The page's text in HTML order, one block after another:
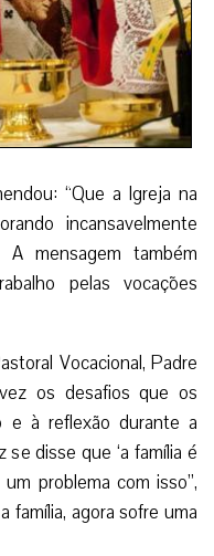
“Que a Igreja na
incansavelmente
A mensagem também
pelas vocações
Vocacional, Padre
os desafios que os
e à reflexão durante a
se disse que ‘a família é
problema com isso”,
família, agora sofre uma